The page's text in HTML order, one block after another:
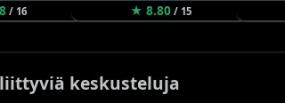
/ 16 ★ 8.80/ 15
keskusteluja